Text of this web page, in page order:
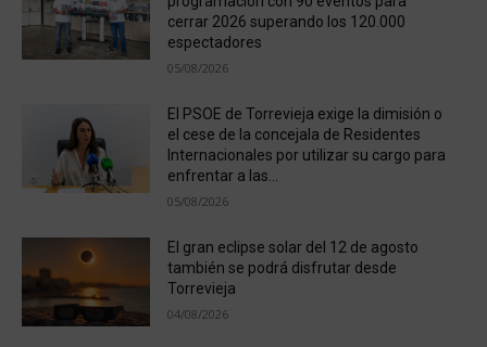
cerrar 2026 superando los 120.000
espectadores
05/08/2026
El PSOE de Torrevieja exige la dimisión o
el cese de la concejala de Residentes
Internacionales por utilizar su cargo para
enfrentar a las...
05/08/2026
El gran eclipse solar del 12 de agosto
también se podrá disfrutar desde
Torrevieja
04/08/2026